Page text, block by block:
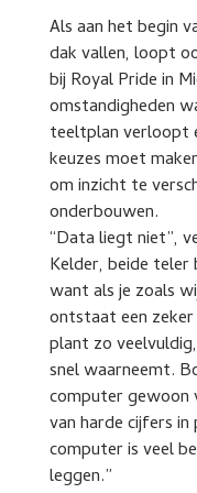
Als aan het begin
dak vallen, loopt
bij Royal Pride in
omstandigheden
teeltplan verloopt
keuzes moet
om inzicht te
onderbouwen.
“Data liegt niet”,
Kelder, beide teler
want als je zoals
ontstaat een zeker
plant zo
snel waarneemt.
computer gewoon
van harde cijfers in
computer is veel
leggen.”